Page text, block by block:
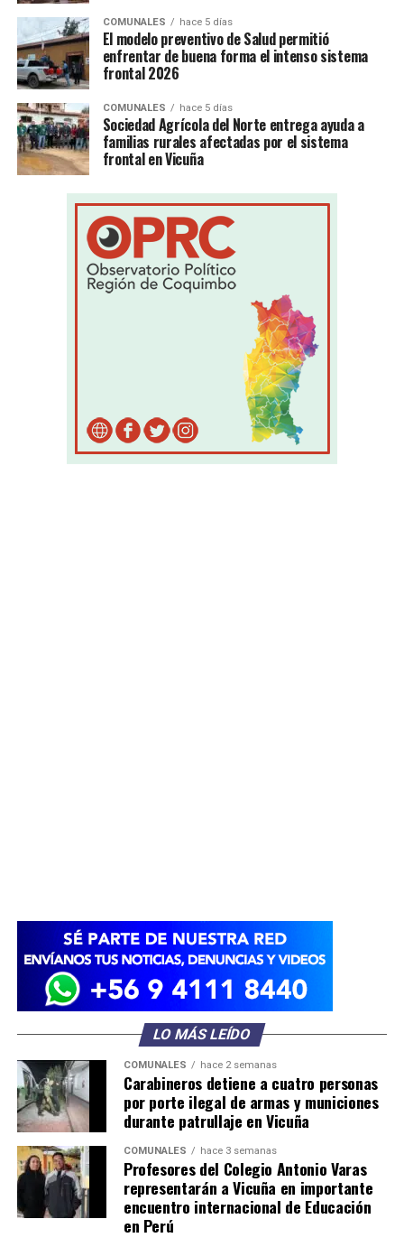
COMUNALES hace 5 días
El modelo preventivo de Salud permitió
enfrentar de buena forma el intenso sistema
frontal 2026
COMUNALES hace 5 días
Sociedad Agrícola del Norte entrega ayuda a
familias rurales afectadas por el sistema
frontal en Vicuña
LO MÁS LEÍDO
COMUNALES hace 2 semanas
Carabineros detiene a cuatro personas
por porte ilegal de armas y municiones
durante patrullaje en Vicuña
COMUNALES hace 3 semanas
Profesores del Colegio Antonio Varas
representarán a Vicuña en importante
encuentro internacional de Educación
en Perú